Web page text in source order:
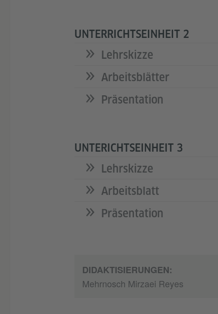
UNTERRICHTSEINHEIT 2
Lehrskizze
Arbeitsblätter
Präsentation
UNTERICHTSEINHEIT 3
Lehrskizze
Arbeitsblatt
Präsentation
DIDAKTISIERUNGEN:
Mehrnosch Mirzaei Reyes